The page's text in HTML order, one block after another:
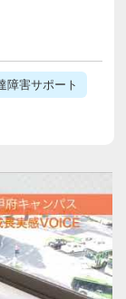
障害サポート